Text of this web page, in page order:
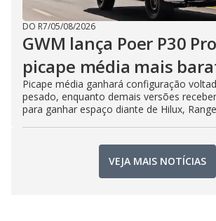
DO R7/05/08/2026
GWM lança Poer P30
picape média mais
Picape média ganhará configuração
pesado, enquanto demais versões
para ganhar espaço diante de Hilux,
VEJA MAIS NOTÍCIAS